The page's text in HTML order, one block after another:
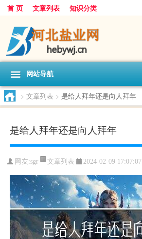
首 页 文章列表 知识分类
网站导航
> 文章列表 > 是给人拜年还是向人拜年
是给人拜年还是向人拜年
网友:sgr 文章列表 2024-02-09 17:07:07